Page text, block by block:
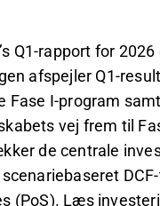
efter Q1-
i flådefornyelse.
2026, med fokus
uTREAT® og
om det på Inderes
Q1-rapport for
afspejler Q1-
Fase I-program
vej frem til
de centrale
(PoS). Læs